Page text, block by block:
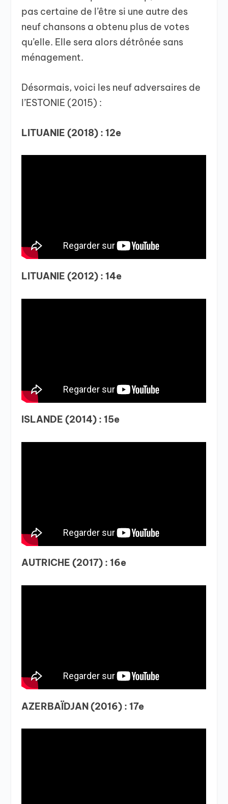
pas certaine de l’être si une autre des
neuf chansons a obtenu plus de votes
qu’elle. Elle sera alors détrônée sans
ménagement.
Désormais, voici les neuf adversaires de
l’ESTONIE (2015) :
LITUANIE (2018) : 12e
LITUANIE (2012) : 14e
ISLANDE (2014) : 15e
AUTRICHE (2017) : 16e
AZERBAÏDJAN (2016) : 17e